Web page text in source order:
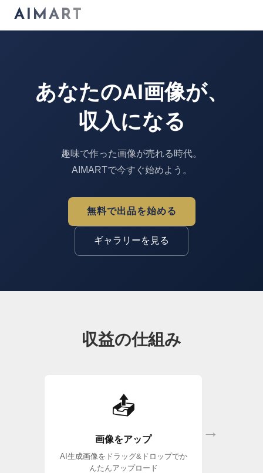
AIMART
あなたのAI画像が、
収入になる
趣味で作った画像が売れる時代。
AIMARTで今すぐ始めよう。
無料で出品を始める
ギャラリーを見る
収益の仕組み
📤
画像をアップ
AI生成画像をドラッグ&ドロップでか
んたんアップロード
→